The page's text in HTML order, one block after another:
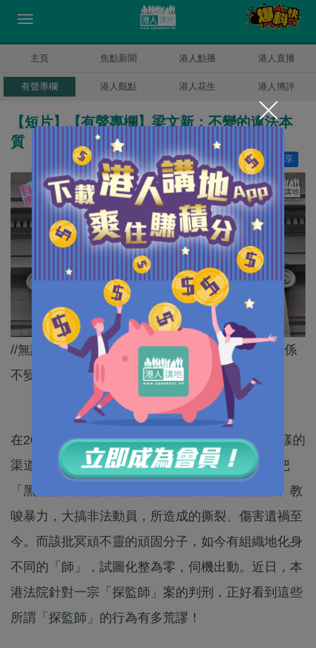
主頁 焦點新聞 港人點播 港人直播
有聲專欄 港人觀點 港人花生 港人博評
【短片】【有聲專欄】梁文新：不變的違法本
質 「探監師」變「坐監師」！
分享
讚好 22
//無論佢哋叫自己做咩「師」，違法、對抗本質都係
不變，一定唔可以畀佢哋有機可乘！ //
在2019年反修例風波之中，亂港勢力通過各式各樣的
渠道，大肆散播各種危言聳聽的言論欺騙公眾，把
「黑的說成白的，白的說成黑的」，去煽動仇恨、教
唆暴力，大搞非法動員，所造成的撕裂、傷害遺禍至
今。而該批冥頑不靈的頑固分子，如今有組織地化身
不同的「師」，試圖化整為零，伺機出動。近日，本
港法院針對一宗「探監師」案的判刑，正好看到這些
所謂「探監師」的行為有多荒謬！